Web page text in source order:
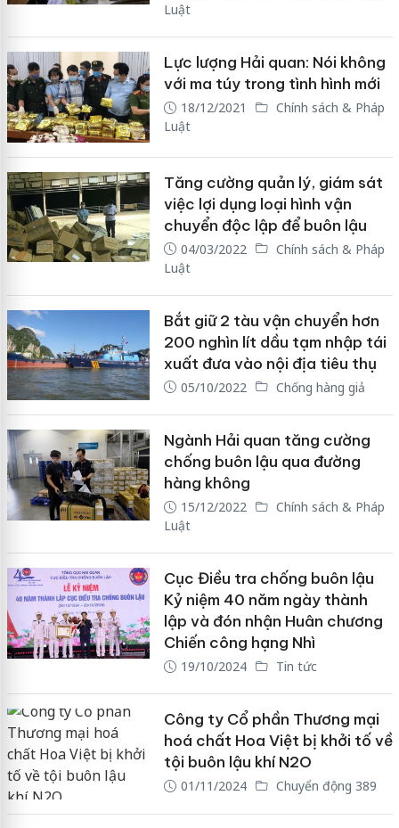
Luật
Lực lượng Hải quan: Nói không
với ma túy trong tình hình mới
18/12/2021
Chính sách & Pháp
Luật
Tăng cường quản lý, giám sát
việc lợi dụng loại hình vận
chuyển độc lập để buôn lậu
04/03/2022
Chính sách & Pháp
Luật
Bắt giữ 2 tàu vận chuyển hơn
200 nghìn lít dầu tạm nhập tái
xuất đưa vào nội địa tiêu thụ
05/10/2022 Chống hàng giả
Ngành Hải quan tăng cường
chống buôn lậu qua đường
hàng không
15/12/2022
Chính sách & Pháp
Luật
Cục Điều tra chống buôn lậu
Kỷ niệm 40 năm ngày thành
lập và đón nhận Huân chương
Chiến công hạng Nhì
19/10/2024 Tin tức
Công ty Cổ phần Thương mại
hoá chất Hoa Việt bị khởi tố về
tội buôn lậu khí N2O
01/11/2024 Chuyển động 389